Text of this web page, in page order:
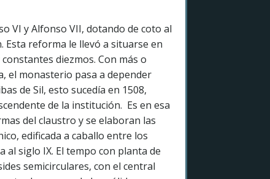
VI y Alfonso VII, dotando de coto al
Esta reforma le llevó a situarse en
diezmos. Con más o
el monasterio pasa a depender
de Sil, esto sucedía en 1508,
de la institución. Es en esa
del claustro y se elaboran las
edificada a caballo entre los
al siglo IX. El tempo con planta de
semicirculares, con el central